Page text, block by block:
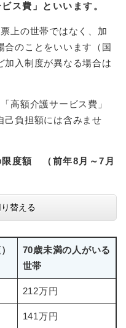
ス費」といいます。
上の世帯ではなく、加
合のことをいいます（国
加入制度が異なる場合は
高額介護サービス費」
己負担額には含みませ
限度額 （前年8月～7月
替える
70歳未満の人がいる
世帯
212万円
141万円